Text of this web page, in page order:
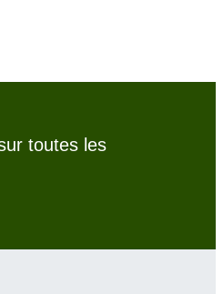
toutes les